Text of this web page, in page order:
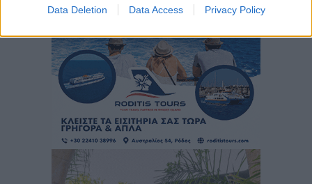
Data Deletion Data Access Privacy Policy